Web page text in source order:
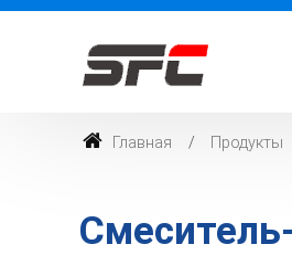
Главная Продукты